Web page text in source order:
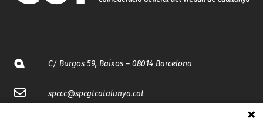
C/ Burgos 59, Baixos – 08014 Barcelona
spccc@spcgtcatalunya.cat